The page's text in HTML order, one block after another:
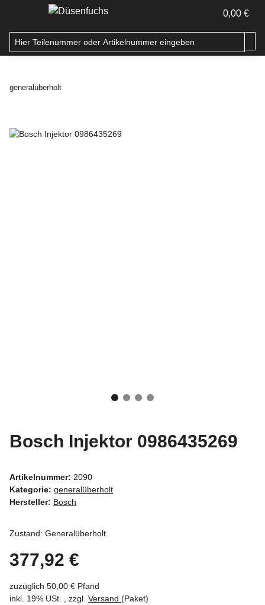
0,00 €
generalüberholt
Bosch Injektor 0986435269
Artikelnummer: 2090
Kategorie: generalüberholt
Hersteller: Bosch
Zustand: Generalüberholt
377,92 €
zuzüglich 50,00 € Pfand
inkl. 19% USt. , zzgl. Versand (Paket)